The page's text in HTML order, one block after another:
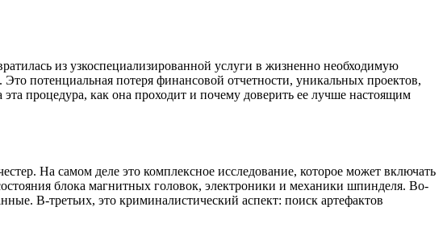
из узкоспециализированной услуги в жизненно необходимую
потенциальная потеря финансовой отчетности, уникальных проектов,
процедура, как она проходит и почему доверить ее лучше настоящим
На самом деле это комплексное исследование, которое может включать
блока магнитных головок, электроники и механики шпинделя. Во-
В-третьих, это криминалистический аспект: поиск артефактов